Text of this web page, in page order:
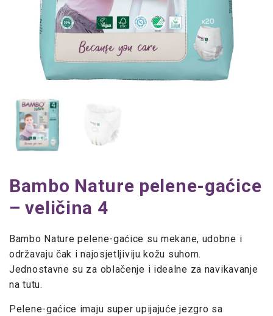
Bambo Nature pelene-gaćice
– veličina 4
Bambo Nature pelene-gaćice su mekane, udobne i
održavaju čak i najosjetljiviju kožu suhom.
Jednostavne su za oblačenje i idealne za navikavanje
na tutu.
Pelene-gaćice imaju super upijajuće jezgro sa